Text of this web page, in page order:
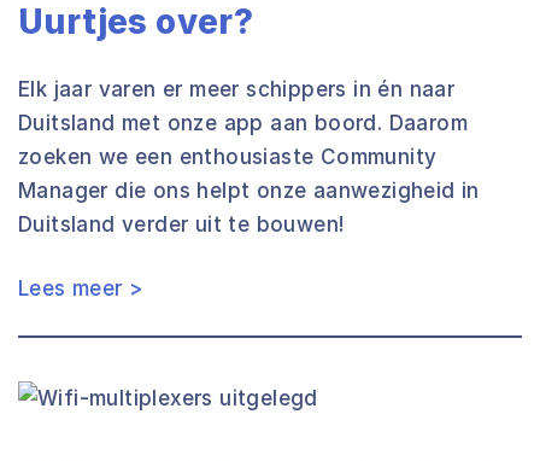
Uurtjes over?
Elk jaar varen er meer schippers in én naar
Duitsland met onze app aan boord. Daarom
zoeken we een enthousiaste Community
Manager die ons helpt onze aanwezigheid in
Duitsland verder uit te bouwen!
Lees meer >